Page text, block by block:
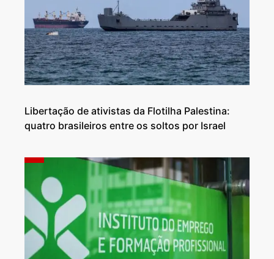
Libertação de ativistas da Flotilha Palestina:
quatro brasileiros entre os soltos por Israel